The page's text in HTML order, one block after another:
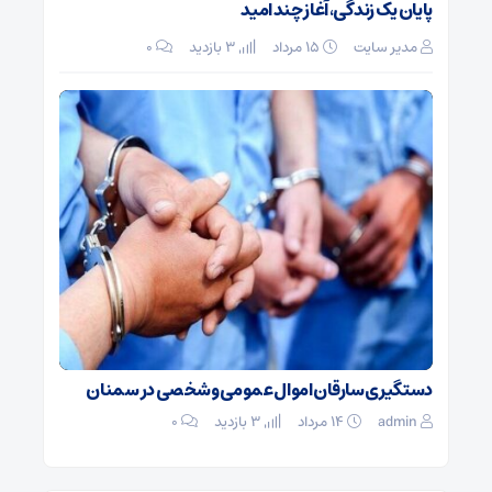
پایان یک زندگی، آغاز چند امید
مدیر سایت ۰
دستگیری سارقان اموال عمومی و شخصی در سمنان
admin ۰